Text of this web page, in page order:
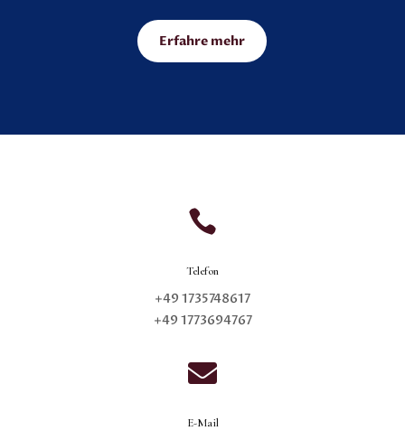
Erfahre mehr

Telefon
+49 1735748617
+49 1773694767

E-Mail